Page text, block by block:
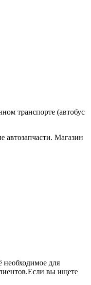
транспорте (автобус
автозапчасти. Магазин
для
вы ищете